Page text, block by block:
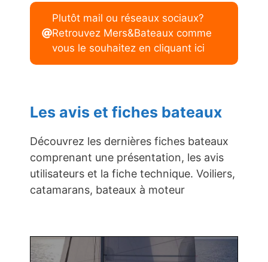
Plutôt mail ou réseaux sociaux?
Retrouvez Mers&Bateaux comme
vous le souhaitez en cliquant ici
Les avis et fiches bateaux
Découvrez les dernières fiches bateaux
comprenant une présentation, les avis
utilisateurs et la fiche technique. Voiliers,
catamarans, bateaux à moteur